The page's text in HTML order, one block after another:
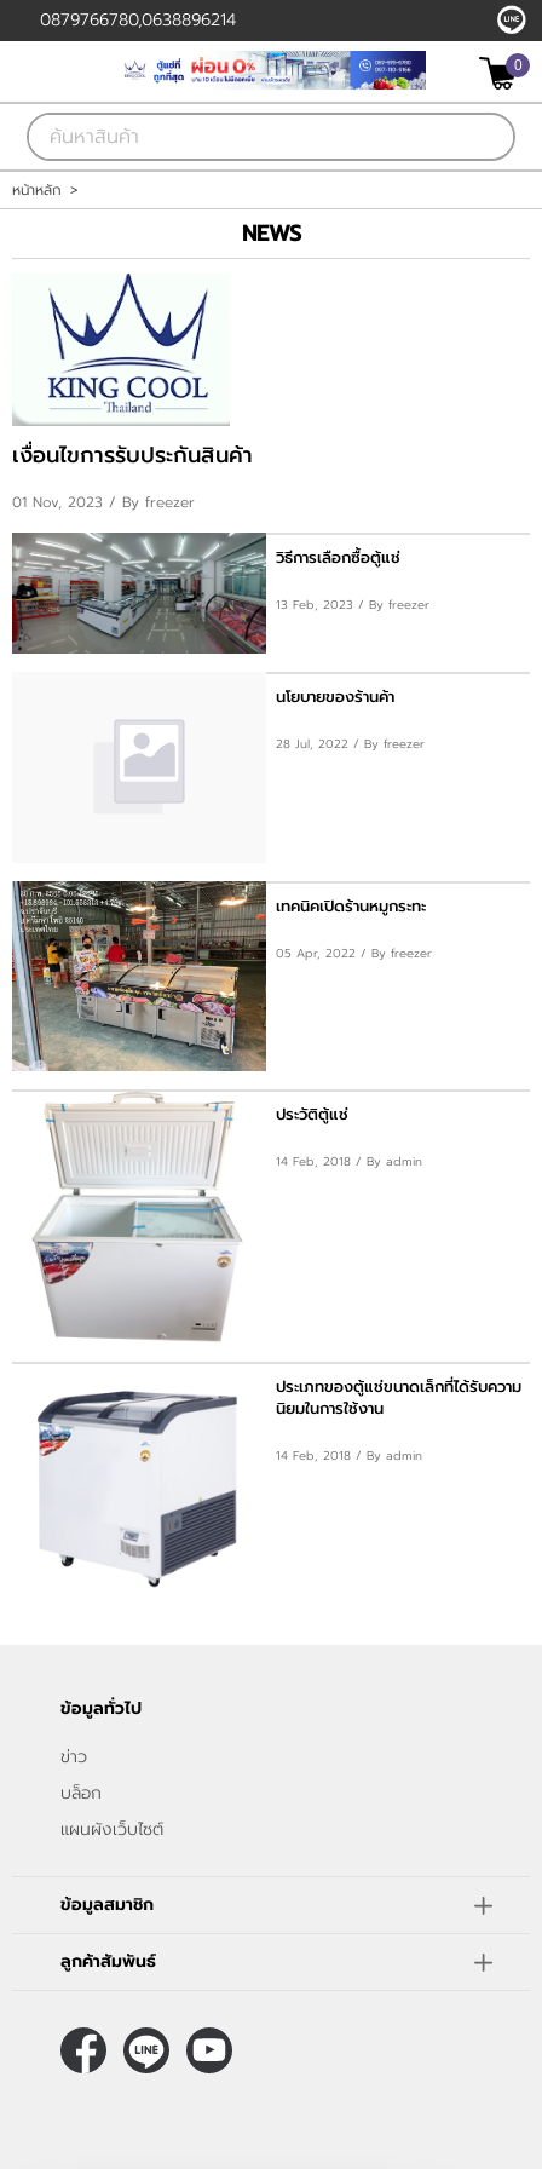
เข้าสู่ระบบ สมัครสมาชิก
สินค้า
ลูกค้าของเรา
แผนกสินค้า
บัญชีผู้ใช้
ติดต่อเรา
ขั้นตอนการสั่งซื้อ
0879766780,0638896214
0
หน้าหลัก >
NEWS
เงื่อนไขการรับประกันสินค้า
01 Nov, 2023 / By freezer
วิธีการเลือกซื้อตู้แช่
13 Feb, 2023 / By freezer
นโยบายของร้านค้า
28 Jul, 2022 / By freezer
เทคนิคเปิดร้านหมูกระทะ
05 Apr, 2022 / By freezer
ประวัติตู้แช่
14 Feb, 2018 / By admin
ประเภทของตู้แช่ขนาดเล็กที่ได้รับความ
นิยมในการใช้งาน
14 Feb, 2018 / By admin
ข้อมูลทั่วไป
ข่าว
บล็อก
แผนผังเว็บไซต์
ข้อมูลสมาชิก
ลูกค้าสัมพันธ์